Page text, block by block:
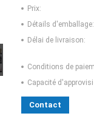
Prix:
Détails d'emballage:
Délai de livraison:
Conditions de
Capacité
Contact